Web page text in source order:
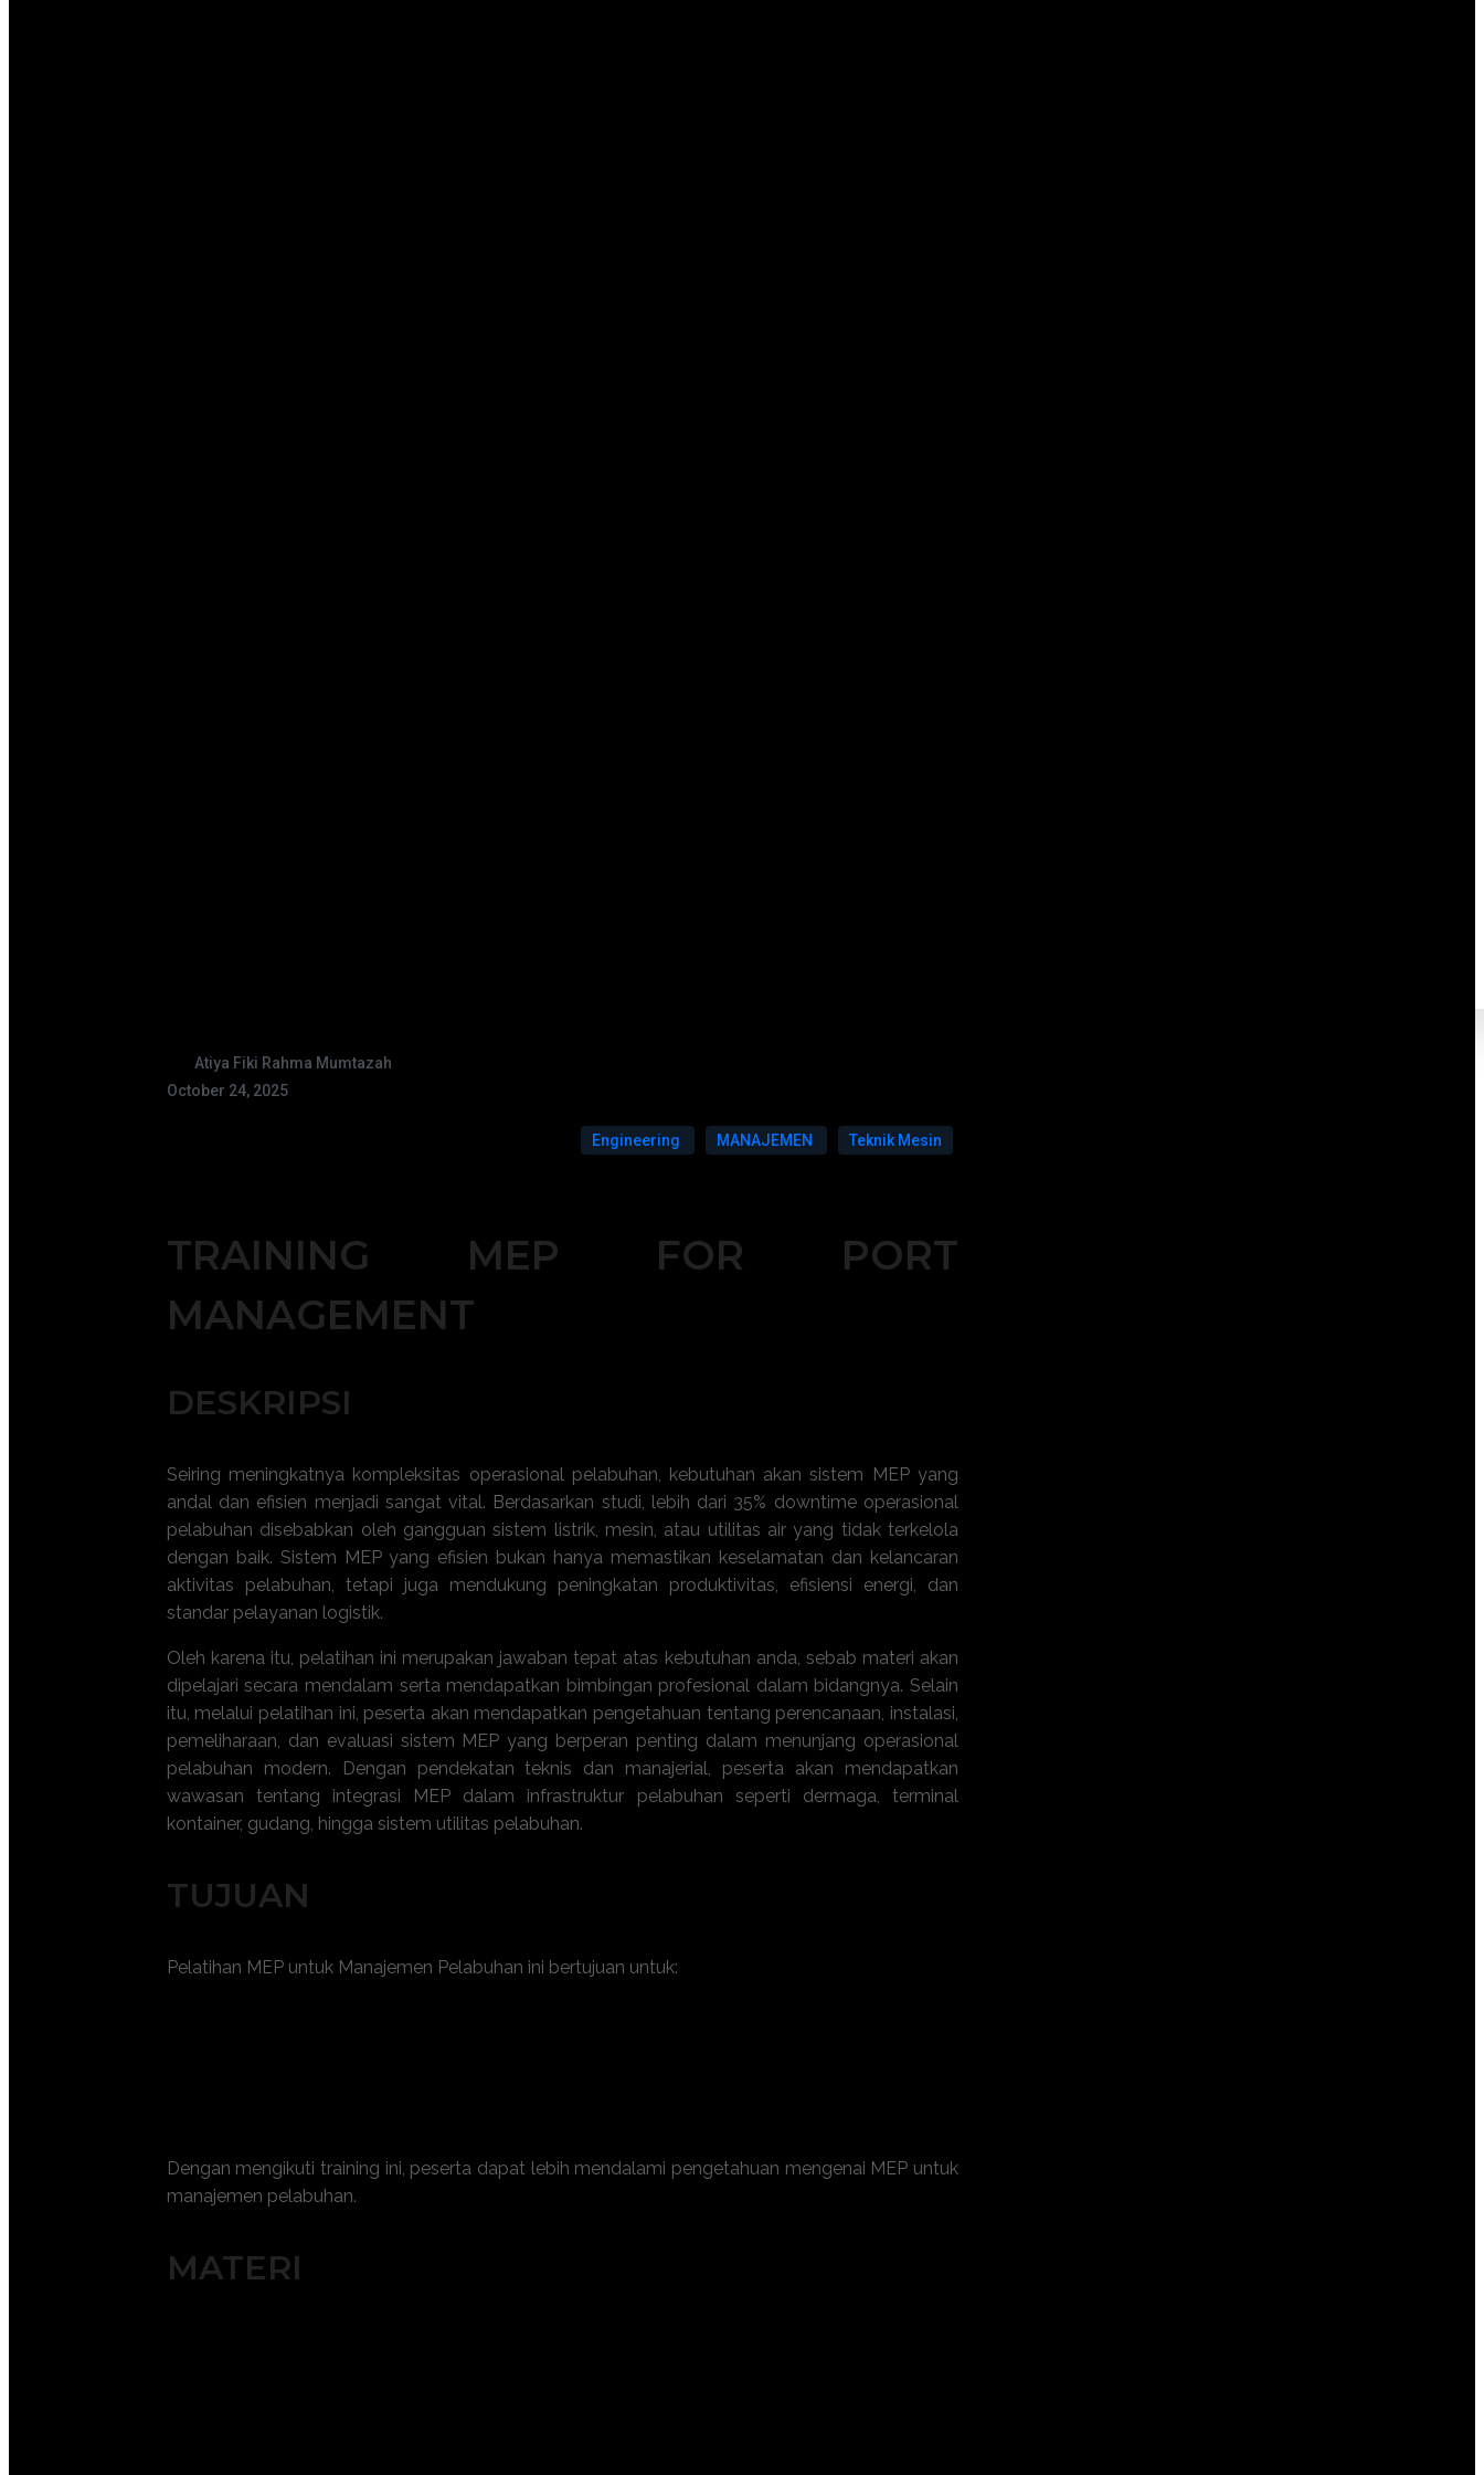
Atiya Fiki Rahma Mumtazah
October 24, 2025
Engineering MANAJEMEN Teknik Mesin
TRAINING MEP FOR PORT
MANAGEMENT
DESKRIPSI
Seiring meningkatnya kompleksitas operasional pelabuhan, kebutuhan akan sistem MEP yang
andal dan efisien menjadi sangat vital. Berdasarkan studi, lebih dari 35% downtime operasional
pelabuhan disebabkan oleh gangguan sistem listrik, mesin, atau utilitas air yang tidak terkelola
dengan baik. Sistem MEP yang efisien bukan hanya memastikan keselamatan dan kelancaran
aktivitas pelabuhan, tetapi juga mendukung peningkatan produktivitas, efisiensi energi, dan
standar pelayanan logistik.
Oleh karena itu, pelatihan ini merupakan jawaban tepat atas kebutuhan anda, sebab materi akan
dipelajari secara mendalam serta mendapatkan bimbingan profesional dalam bidangnya. Selain
itu, melalui pelatihan ini, peserta akan mendapatkan pengetahuan tentang perencanaan, instalasi,
pemeliharaan, dan evaluasi sistem MEP yang berperan penting dalam menunjang operasional
pelabuhan modern. Dengan pendekatan teknis dan manajerial, peserta akan mendapatkan
wawasan tentang integrasi MEP dalam infrastruktur pelabuhan seperti dermaga, terminal
kontainer, gudang, hingga sistem utilitas pelabuhan.
TUJUAN
Pelatihan MEP untuk Manajemen Pelabuhan ini bertujuan untuk:
Dengan mengikuti training ini, peserta dapat lebih mendalami pengetahuan mengenai MEP untuk
manajemen pelabuhan.
MATERI